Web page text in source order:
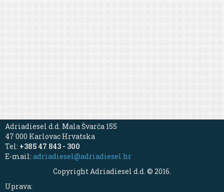
Adriadiesel d.d. Mala Švarča 155
47 000 Karlovac Hrvatska
Tel: +385 47 843 - 300
E-mail: adriadiesel@adriadiesel.hr
Copyright Adriadiesel d.d. © 2016.
Uprava: